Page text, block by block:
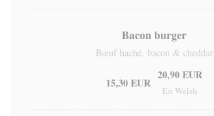
Bacon burger
Bœuf haché, bacon & cheddar
15,30 EUR
20,90 EUR
En Welsh